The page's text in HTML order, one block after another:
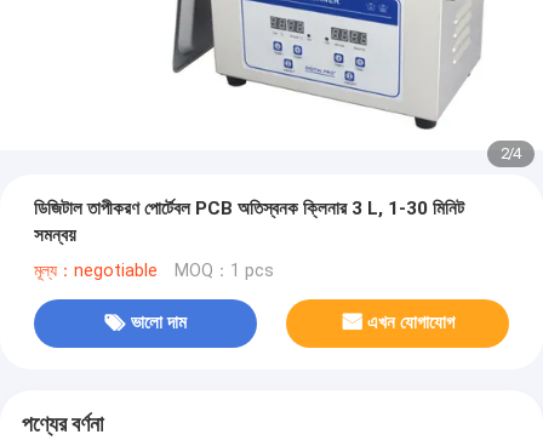
2/4
ডিজিটাল তাপীকরণ পোর্টেবল PCB অতিস্বনক ক্লিনার 3 L, 1-30 মিনিট
সমন্বয়
মূল্য：negotiable MOQ：1 pcs
ভালো দাম এখন যোগাযোগ
পণ্যের বর্ণনা